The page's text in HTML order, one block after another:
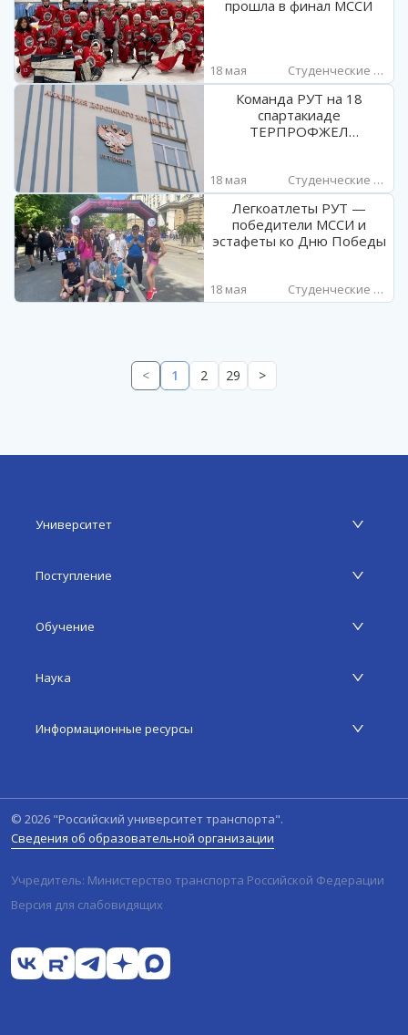
прошла в финал МССИ
18 мая Студенческие новости
Команда РУТ на 18
спартакиаде
ТЕРПРОФЖЕЛ
18 мая Студенческие новости
Легкоатлеты РУТ —
победители МССИ и
эстафеты ко Дню Победы
18 мая Студенческие новости
< 1 2 29 >
Университет
Поступление
Обучение
Наука
Информационные ресурсы
© 2026 "Российский университет транспорта".
Сведения об образовательной организации
Учредитель: Министерство транспорта Российской Федерации
Версия для слабовидящих